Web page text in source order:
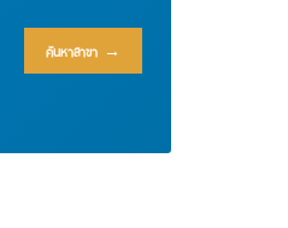
ค้นหาสาขา →